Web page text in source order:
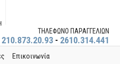
ΤΗΛΕΦΩΝΟ ΠΑΡΑΓΓΕΛΙΩΝ
210.873.20.93 - 2610.314.441
Επικοινωνία